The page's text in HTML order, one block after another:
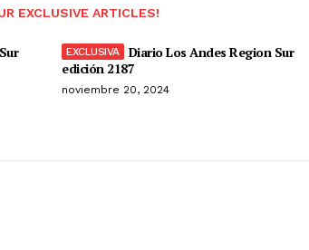
EXCLUSIVE ARTICLES!
Diario Los Andes Region Sur
edición 2187
noviembre 20, 2024